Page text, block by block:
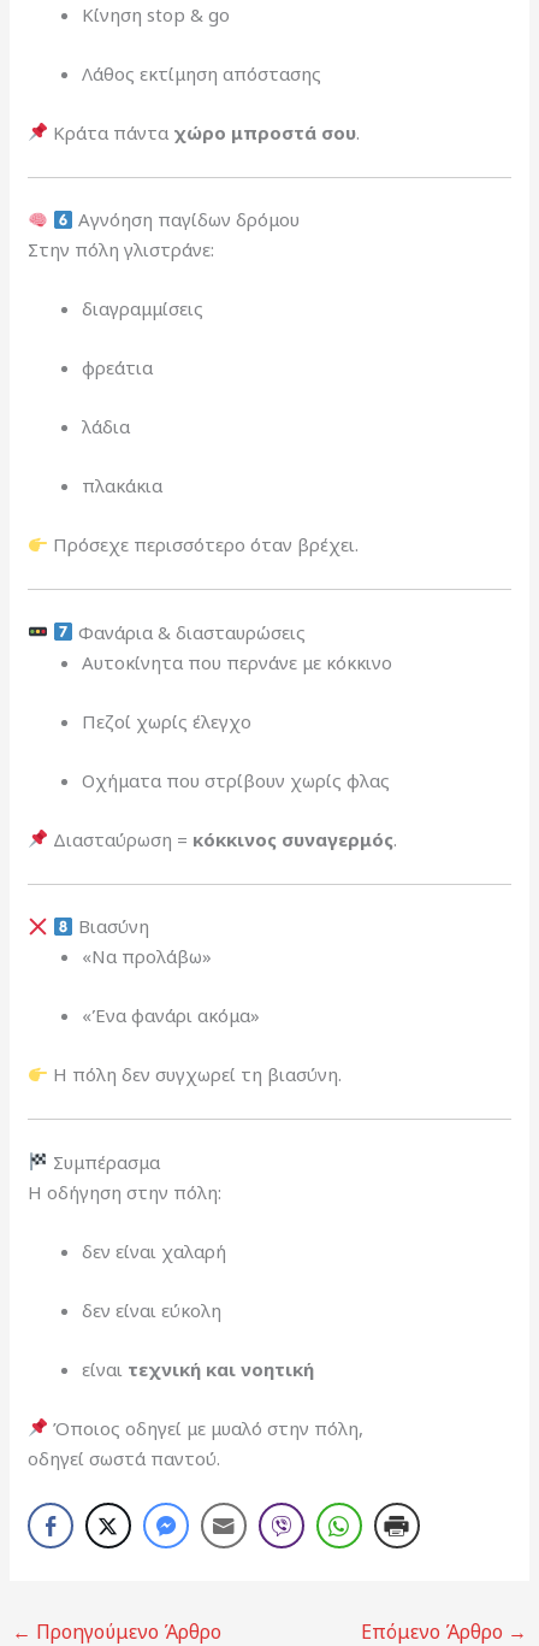
Κίνηση stop & go
Λάθος εκτίμηση απόστασης
Κράτα πάντα χώρο μπροστά σου.
Αγνόηση παγίδων δρόμου
Στην πόλη γλιστράνε:
διαγραμμίσεις
φρεάτια
λάδια
πλακάκια
Πρόσεχε περισσότερο όταν βρέχει.
Φανάρια & διασταυρώσεις
Αυτοκίνητα που περνάνε με κόκκινο
Πεζοί χωρίς έλεγχο
Οχήματα που στρίβουν χωρίς φλας
Διασταύρωση = κόκκινος συναγερμός.
Βιασύνη
«Να προλάβω»
«Ένα φανάρι ακόμα»
Η πόλη δεν συγχωρεί τη βιασύνη.
Συμπέρασμα
Η οδήγηση στην πόλη:
δεν είναι χαλαρή
δεν είναι εύκολη
είναι τεχνική και νοητική
Όποιος οδηγεί με μυαλό στην πόλη,
οδηγεί σωστά παντού.
← Προηγούμενο Άρθρο Επόμενο Άρθρο →